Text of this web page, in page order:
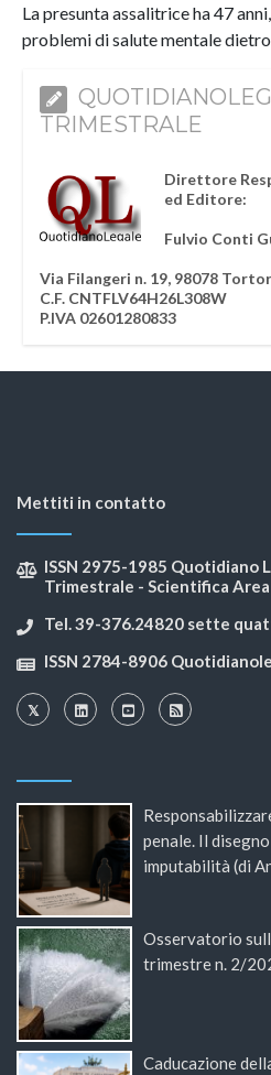
La presunta assalitrice ha 47
problemi di salute mentale
TRIMESTRALE
Direttore
ed Editore:
Fulvio Conti
Via Filangeri n. 19, 98078
C.F. CNTFLV64H26L308W
P.IVA 02601280833
Mettiti in contatto
ISSN 2975-1985 Quotidiano
Trimestrale - Scientifica Area
Tel. 39-376.24820 sette
ISSN 2784-8906
penale. Il
imputabilità (di
Osservatorio
trimestre n. 2/
Caducazione